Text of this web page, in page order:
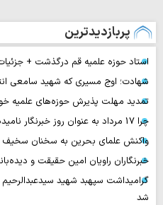
پربازدیدترین
استاد حوزه علمیه قم درگذشت +
شهادت؛ اوج مسیری که شهید سامعی
تمدید مهلت پذیرش حوزه‌های علمیه
چرا 17 مرداد به عنوان روز خبرنگار نامیده شد؟
واکنش علمای بحرین به سخنان سخیف
خبرنگاران راویان امین حقیقت و
گرامیداشت سپهبد شهید
شد